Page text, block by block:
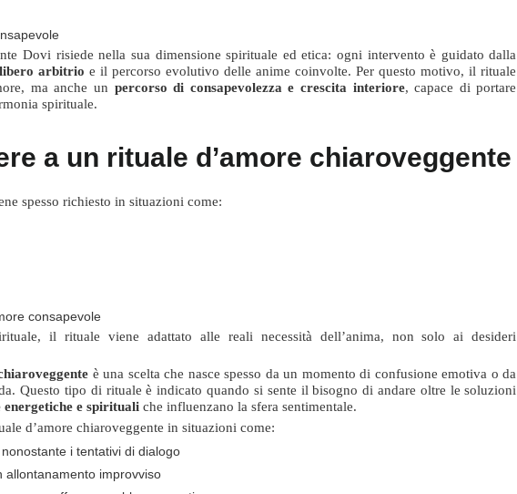
Dovi risiede nella sua dimensione spirituale ed etica: ogni intervento è guidato dalla
libero arbitrio e il percorso evolutivo delle anime coinvolte. Per questo motivo, il rituale
ma anche un percorso di consapevolezza e crescita interiore, capace di portare
spirituale.
a un rituale d’amore chiaroveggente
spesso richiesto in situazioni come:
consapevole
il rituale viene adattato alle reali necessità dell’anima, non solo ai desideri
è una scelta che nasce spesso da un momento di confusione emotiva o da
Questo tipo di rituale è indicato quando si sente il bisogno di andare oltre le soluzioni
energetiche e spirituali che influenzano la sfera sentimentale.
d’amore chiaroveggente in situazioni come:
i tentativi di dialogo
allontanamento improvviso